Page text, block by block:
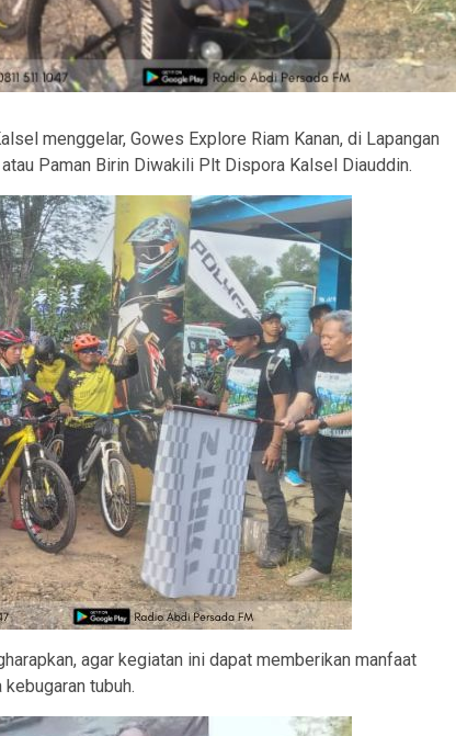
menggelar, Gowes Explore Riam Kanan, di Lapangan
Paman Birin Diwakili Plt Dispora Kalsel Diauddin.
agar kegiatan ini dapat memberikan manfaat
tubuh.